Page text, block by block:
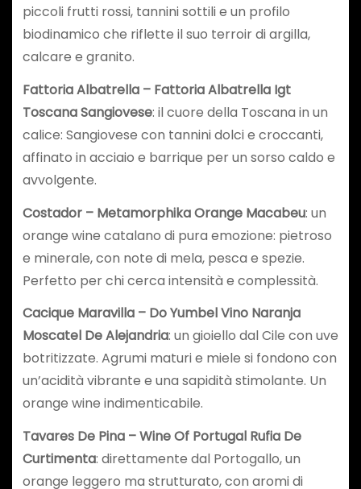
piccoli frutti rossi, tannini sottili e un profilo
biodinamico che riflette il suo terroir di argilla,
calcare e granito.
Fattoria Albatrella – Fattoria Albatrella Igt
Toscana Sangiovese: il cuore della Toscana in un
calice: Sangiovese con tannini dolci e croccanti,
affinato in acciaio e barrique per un sorso caldo e
avvolgente.
Costador – Metamorphika Orange Macabeu: un
orange wine catalano di pura emozione: pietroso
e minerale, con note di mela, pesca e spezie.
Perfetto per chi cerca intensità e complessità.
Cacique Maravilla – Do Yumbel Vino Naranja
Moscatel De Alejandria: un gioiello dal Cile con uve
botritizzate. Agrumi maturi e miele si fondono con
un’acidità vibrante e una sapidità stimolante. Un
orange wine indimenticabile.
Tavares De Pina – Wine Of Portugal Rufia De
Curtimenta: direttamente dal Portogallo, un
orange leggero ma strutturato, con aromi di